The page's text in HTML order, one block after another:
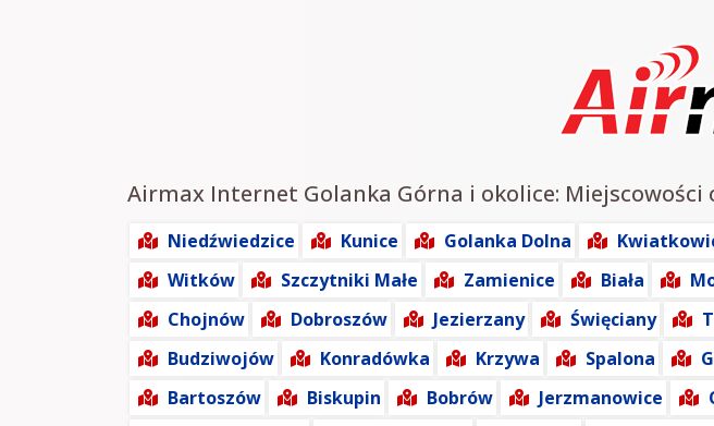
Airmax Internet Golanka Górna i okolice: Miejscowości
Niedźwiedzice Kunice Golanka Dolna
Witków
Szczytniki Małe Zamienice Biała
Chojnów
Dobroszów Jezierzany Święciany
Budziwojów
Konradówka Krzywa Spalona
Bartoszów
Biskupin Bobrów Jerzmanowice